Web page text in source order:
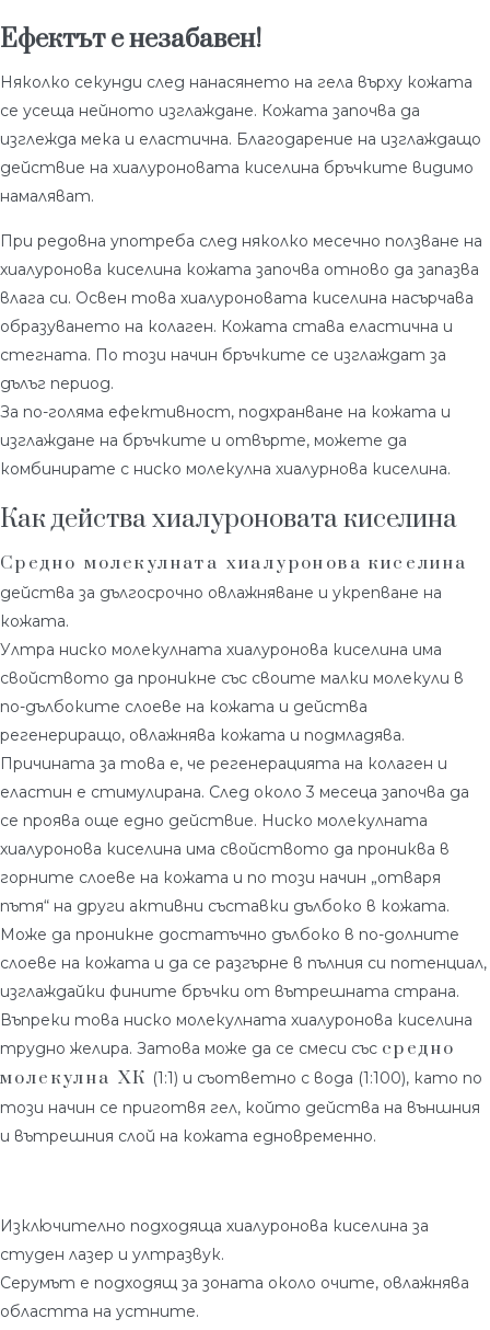
Ефектът е незабавен!
Няколко секунди след нанасянето на гела върху кожата
се усеща нейното изглаждане. Кожата започва да
изглежда мека и еластична. Благодарение на изглаждащо
действие на хиалуроновата киселина бръчките видимо
намаляват.
При редовна употреба след няколко месечно ползване на
хиалуронова киселина кожата започва отново да запазва
влага си. Освен това хиалуроновата киселина насърчава
образуването на колаген. Кожата става еластична и
стегната. По този начин бръчките се изглаждат за
дълъг период.
За по-голяма ефективност, подхранване на кожата и
изглаждане на бръчките и отвърте, можете да
комбинирате с ниско молекулна хиалурнова киселина.
Как действа хиалуроновата киселина
Средно молекулната хиалуронова киселина
действа за дългосрочно овлажняване и укрепване на
кожата.
Ултра ниско молекулната хиалуронова киселина има
свойството да проникне със своите малки молекули в
по-дълбоките слоеве на кожата и действа
регенериращо, овлажнява кожата и подмладява.
Причината за това е, че регенерацията на колаген и
еластин е стимулирана. След около 3 месеца започва да
се проява още едно действие. Ниско молекулната
хиалуронова киселина има свойството да прониква в
горните слоеве на кожата и по този начин „отваря
пътя“ на други активни съставки дълбоко в кожата.
Може да проникне достатъчно дълбоко в по-долните
слоеве на кожата и да се разгърне в пълния си потенциал,
изглаждайки фините бръчки от вътрешната страна.
Въпреки това ниско молекулната хиалуронова киселина
трудно желира. Затова може да се смеси със средно
молекулна ХК (1:1) и съответно с вода (1:100), като по
този начин се приготвя гел, който действа на външния
и вътрешния слой на кожата едновременно.
Изключително подходяща хиалуронова киселина за
студен лазер и ултразвук.
Серумът е подходящ за зоната около очите, овлажнява
областта на устните.